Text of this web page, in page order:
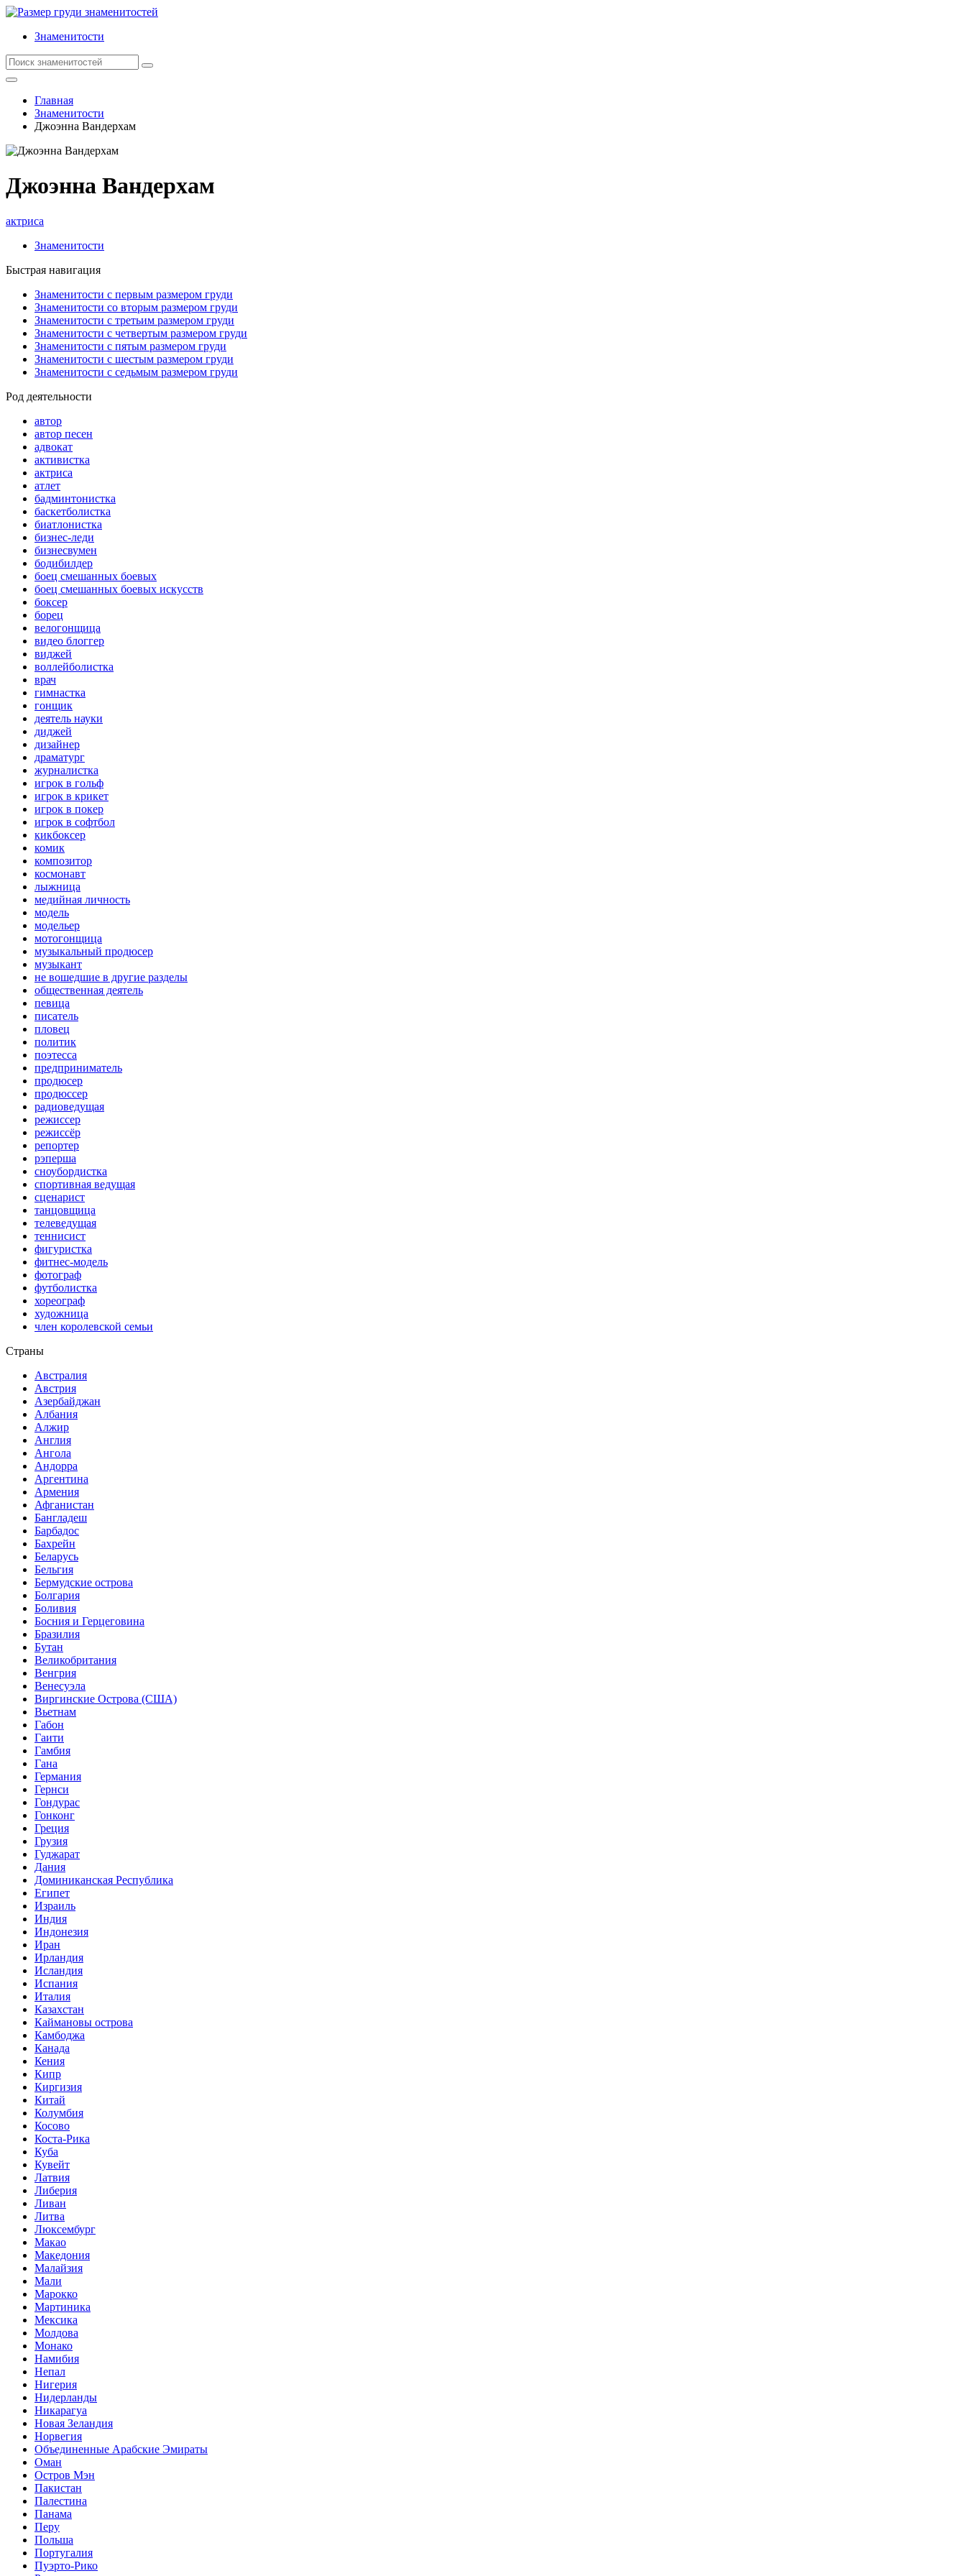
Знаменитости
Главная
Знаменитости
Джоэнна Вандерхам
Джоэнна Вандерхам
актриса
Знаменитости
Быстрая навигация
Знаменитости с первым размером груди
Знаменитости со вторым размером груди
Знаменитости с третьим размером груди
Знаменитости с четвертым размером груди
Знаменитости с пятым размером груди
Знаменитости с шестым размером груди
Знаменитости с седьмым размером груди
Род деятельности
автор
автор песен
адвокат
активистка
актриса
атлет
бадминтонистка
баскетболистка
биатлонистка
бизнес-леди
бизнесвумен
бодибилдер
боец смешанных боевых
боец смешанных боевых искусств
боксер
борец
велогонщица
видео блоггер
виджей
воллейболистка
врач
гимнастка
гонщик
деятель науки
диджей
дизайнер
драматург
журналистка
игрок в гольф
игрок в крикет
игрок в покер
игрок в софтбол
кикбоксер
комик
композитор
космонавт
лыжница
медийная личность
модель
модельер
мотогонщица
музыкальный продюсер
музыкант
не вошедшие в другие разделы
общественная деятель
певица
писатель
пловец
политик
поэтесса
предприниматель
продюсер
продюссер
радиоведущая
режиссер
режиссёр
репортер
рэперша
сноубордистка
спортивная ведущая
сценарист
танцовщица
телеведущая
теннисист
фигуристка
фитнес-модель
фотограф
футболистка
хореограф
художница
член королевской семьи
Страны
Австралия
Австрия
Азербайджан
Албания
Алжир
Англия
Ангола
Андорра
Аргентина
Армения
Афганистан
Бангладеш
Барбадос
Бахрейн
Беларусь
Бельгия
Бермудские острова
Болгария
Боливия
Босния и Герцеговина
Бразилия
Бутан
Великобритания
Венгрия
Венесуэла
Виргинские Острова (США)
Вьетнам
Габон
Гаити
Гамбия
Гана
Германия
Гернси
Гондурас
Гонконг
Греция
Грузия
Гуджарат
Дания
Доминиканская Республика
Египет
Израиль
Индия
Индонезия
Иран
Ирландия
Исландия
Испания
Италия
Казахстан
Каймановы острова
Камбоджа
Канада
Кения
Кипр
Киргизия
Китай
Колумбия
Косово
Коста-Рика
Куба
Кувейт
Латвия
Либерия
Ливан
Литва
Люксембург
Макао
Македония
Малайзия
Мали
Марокко
Мартиника
Мексика
Молдова
Монако
Намибия
Непал
Нигерия
Нидерланды
Никарагуа
Новая Зеландия
Норвегия
Объединенные Арабские Эмираты
Оман
Остров Мэн
Пакистан
Палестина
Панама
Перу
Польша
Португалия
Пуэрто-Рико